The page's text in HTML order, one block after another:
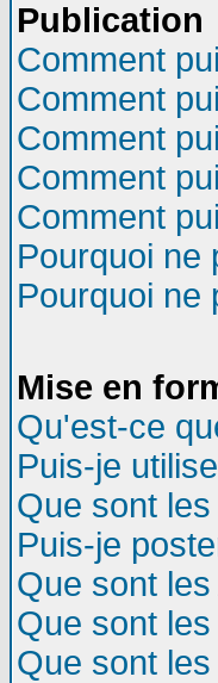
Publication
Comment
Comment
Comment
Comment
Comment
Pourquoi ne
Pourquoi ne
Mise en
Qu'est-ce
Puis-je
Que sont
Puis-je
Que sont
Que sont
Que sont